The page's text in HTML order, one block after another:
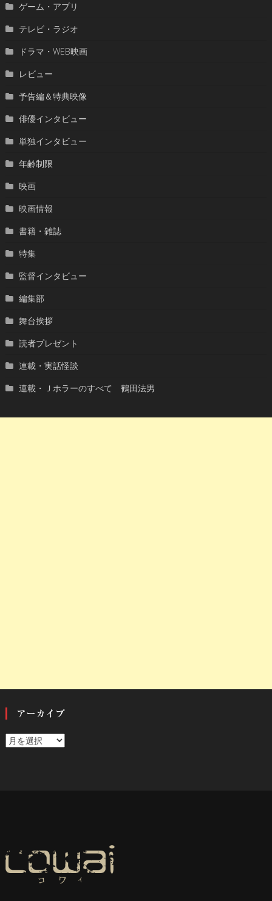
ゲーム・アプリ
テレビ・ラジオ
ドラマ・WEB映画
レビュー
予告編＆特典映像
俳優インタビュー
単独インタビュー
年齢制限
映画
映画情報
書籍・雑誌
特集
監督インタビュー
編集部
舞台挨拶
読者プレゼント
連載・実話怪談
連載・Ｊホラーのすべて 鶴田法男
アーカイブ
ア